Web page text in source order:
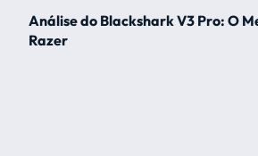
Análise do Blackshark V3 Pro: O
Razer